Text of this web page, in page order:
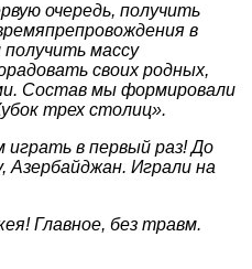
очередь, получить
в
массу
своих родных,
Состав мы формировали
трех столиц».
в первый раз! До
Азербайджан. Играли на
Главное, без травм.